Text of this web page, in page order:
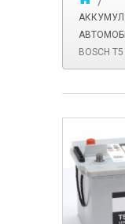
BOSCH